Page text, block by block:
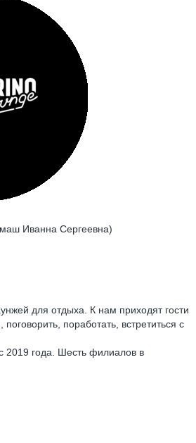
Иванна Сергеевна)
для отдыха. К нам приходят гости
поработать, встретиться с
2019 года. Шесть филиалов в